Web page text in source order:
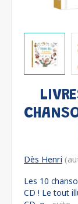
Dès Henri
Les 10
CD ! Le tout